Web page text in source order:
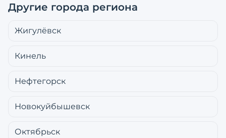
Другие города региона
Жигулёвск
Кинель
Нефтегорск
Новокуйбышевск
Октябрьск